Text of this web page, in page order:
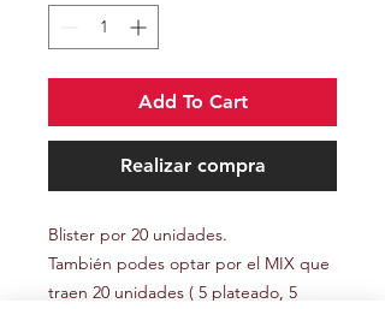
Add To Cart
Realizar compra
Blister por 20 unidades.
También podes optar por el MIX que
traen 20 unidades ( 5 plateado, 5